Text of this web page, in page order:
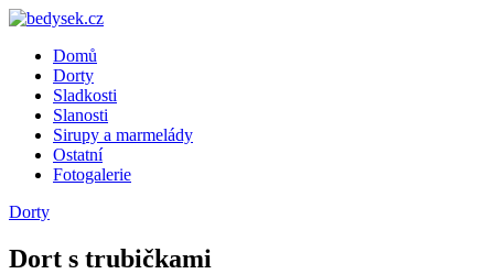
Skip
contentDomů
Dorty
Sladkosti
Slanosti
Sirupy a marmelády
Ostatní
Fotogalerie
Dorty
Dort s trubičkami